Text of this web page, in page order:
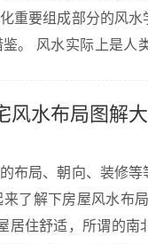
重要组成部分的风
中所形成
风水布局图解
布局、朝向、装修
了解下房屋风水布
住舒适，所谓的南